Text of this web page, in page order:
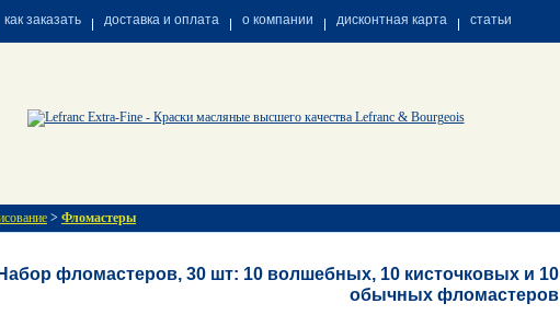
как заказать доставка и оплата о компании дисконтная карта статьи
> Фломастеры
фломастеров, 30 шт: 10 волшебных, 10 кисточковых и 10
обычных фломастеров